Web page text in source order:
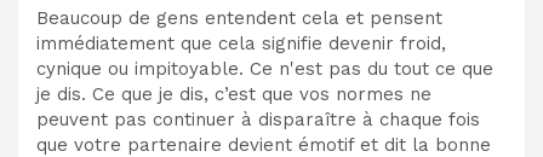
Beaucoup de gens entendent cela et pensent
immédiatement que cela signifie devenir froid,
cynique ou impitoyable. Ce n'est pas du tout ce que
je dis. Ce que je dis, c’est que vos normes ne
peuvent pas continuer à disparaître à chaque fois
que votre partenaire devient émotif et dit la bonne